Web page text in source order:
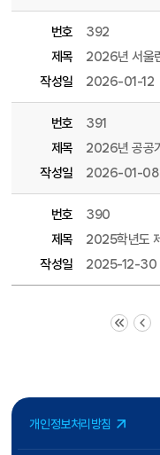
번호
392
제목
2026년 서울
작성일
2026-01-12
번호
391
제목
2026년 공공
작성일
2026-01-08
번호
390
제목
2025학년도
작성일
2025-12-30
처음 페이지 이전 10 페이지
개인정보처리방침